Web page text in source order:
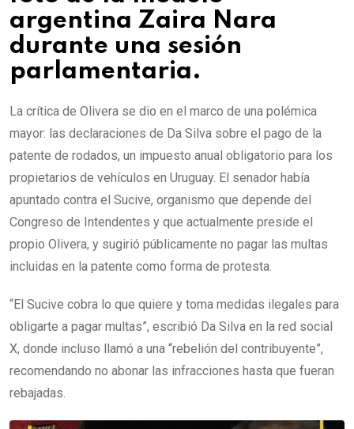
argentina Zaira Nara
durante una sesión
parlamentaria.
La crítica de Olivera se dio en el marco de una polémica
mayor: las declaraciones de Da Silva sobre el pago de la
patente de rodados, un impuesto anual obligatorio para los
propietarios de vehículos en Uruguay. El senador había
apuntado contra el Sucive, organismo que depende del
Congreso de Intendentes y que actualmente preside el
propio Olivera, y sugirió públicamente no pagar las multas
incluidas en la patente como forma de protesta.
“El Sucive cobra lo que quiere y toma medidas ilegales para
obligarte a pagar multas”, escribió Da Silva en la red social
X, donde incluso llamó a una “rebelión del contribuyente”,
recomendando no abonar las infracciones hasta que fueran
rebajadas.